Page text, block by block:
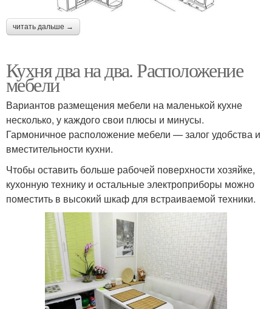
читать дальше →
Кухня два на два. Расположение
мебели
Вариантов размещения мебели на маленькой кухне
несколько, у каждого свои плюсы и минусы.
Гармоничное расположение мебели — залог удобства и
вместительности кухни.
Чтобы оставить больше рабочей поверхности хозяйке,
кухонную технику и остальные электроприборы можно
поместить в высокий шкаф для встраиваемой техники.